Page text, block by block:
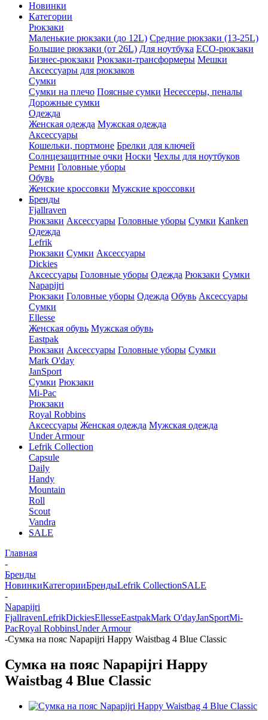
Новинки
Категории
Рюкзаки
Маленькие рюкзаки (до 12L) Средние рюкзаки (13-25L)
Большие рюкзаки (от 26L) Для ноутбука ECO-рюкзаки
Бизнес-рюкзаки Рюкзаки-трансформеры Мешки
Аксессуары для рюкзаков
Сумки
Сумки на плечо Поясные сумки Несессеры, пеналы
Дорожные сумки
Одежда
Женская одежда Мужская одежда
Аксессуары
Кошельки, портмоне Брелки для ключей
Солнцезащитные очки Носки Чехлы для ноутбуков
Ремни Головные уборы
Обувь
Женские кроссовки Мужские кроссовки
Бренды
Fjallraven
Рюкзаки Аксессуары Головные уборы Сумки Kanken
Одежда
Lefrik
Рюкзаки Сумки Аксессуары
Dickies
Аксессуары Головные уборы Одежда Рюкзаки Сумки
Napapijri
Рюкзаки Головные уборы Одежда Обувь Аксессуары
Сумки
Ellesse
Женская обувь Мужская обувь
Eastpak
Рюкзаки Аксессуары Головные уборы Сумки
Mark O'day
JanSport
Сумки Рюкзаки
Mi-Pac
Рюкзаки
Royal Robbins
Аксессуары Женская одежда Мужская одежда
Under Armour
Lefrik Collection
Capsule
Daily
Handy
Mountain
Roll
Scout
Vandra
SALE
Главная
-
Бренды
НовинкиКатегорииБрендыLefrik CollectionSALE
-
Napapijri
FjallravenLefrikDickiesEllesseEastpakMark O'dayJanSportMi-
PacRoyal RobbinsUnder Armour
-Сумка на пояс Napapijri Happy Waistbag 4 Blue Classic
Сумка на пояс Napapijri Happy
Waistbag 4 Blue Classic